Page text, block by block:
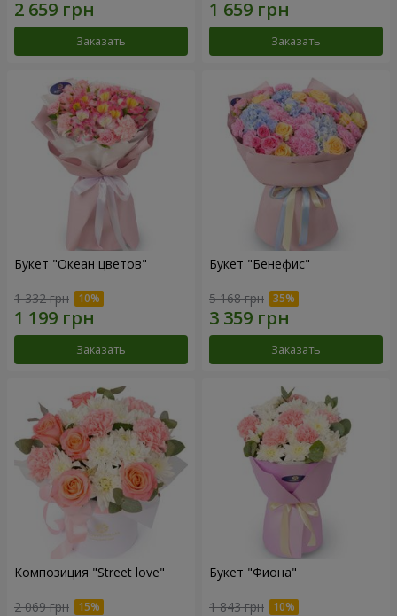
Заказать Заказать
Букет "Океан цветов"
1 332 грн
Заказать
Букет "Бенефис"
5 168 грн
Заказать
Композиция "Street love"
2 069 грн
Букет "Фиона"
1 843 грн